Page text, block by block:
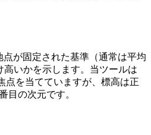
が固定された基準（通常は平均
いかを示します。当ツールは
点を当てていますが、標高は正
目の次元です。